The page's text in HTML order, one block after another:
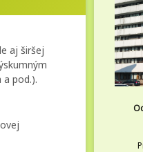
aj širšej
pod.).